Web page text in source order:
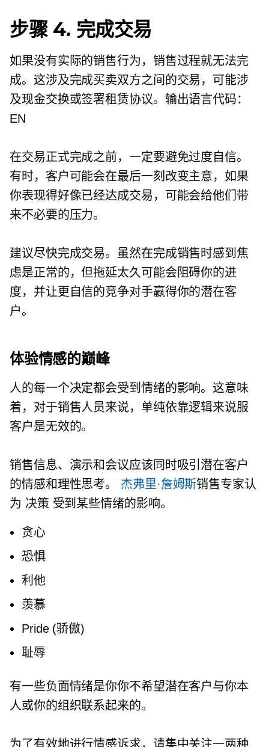
步骤 4. 完成交易
如果没有实际的销售行为，销售过程就无法完
成。这涉及完成买卖双方之间的交易，可能涉
及现金交换或签署租赁协议。输出语言代码：
EN
在交易正式完成之前，一定要避免过度自信。
有时，客户可能会在最后一刻改变主意，如果
你表现得好像已经达成交易，可能会给他们带
来不必要的压力。
建议尽快完成交易。虽然在完成销售时感到焦
虑是正常的，但拖延太久可能会阻碍你的进
度，并让更自信的竞争对手赢得你的潜在客
户。
体验情感的巅峰
人的每一个决定都会受到情绪的影响。这意味
着，对于销售人员来说，单纯依靠逻辑来说服
客户是无效的。
销售信息、演示和会议应该同时吸引潜在客户
的情感和理性思考。 杰弗里·詹姆斯销售专家认
为 决策 受到某些情绪的影响。
贪心
恐惧
利他
羡慕
Pride (骄傲)
耻辱
有一些负面情绪是你你不希望潜在客户与你本
人或你的组织联系起来的。
为了有效地进行情感诉求，请集中关注一两种